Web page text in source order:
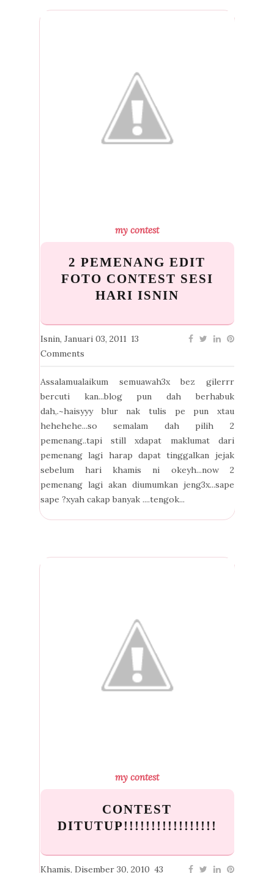
my contest
2 PEMENANG EDIT
FOTO CONTEST SESI
HARI ISNIN
Isnin, Januari 03, 2011 13
Comments
Assalamualaikum semuawah3x bez gilerrr
bercuti kan...blog pun dah berhabuk
dah,.~haisyyy blur nak tulis pe pun xtau
hehehehe...so semalam dah pilih 2
pemenang..tapi still xdapat maklumat dari
pemenang lagi harap dapat tinggalkan jejak
sebelum hari khamis ni okeyh...now 2
pemenang lagi akan diumumkan jeng3x...sape
sape ?xyah cakap banyak ....tengok...
my contest
CONTEST
DITUTUP!!!!!!!!!!!!!!!!!
Khamis, Disember 30, 2010 43